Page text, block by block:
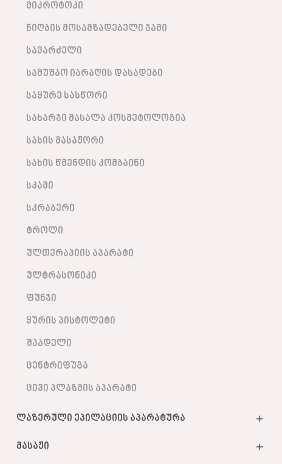
მიკროტოკი
ნიღბის მოსამზადებელი ჯამი
სავარძელი
სამუშაო იარაღის დასადები
საყურე სასწორი
სახარჯი მასალა კოსმეტოლოგია
სახის მასაჟორი
სახის წმენდის კომბაინი
სკამი
სკრაბერი
ტროლი
ულთერაპიის აპარატი
ულტრასონიკი
ფუნჯი
ყურის პისტოლეტი
შპადელი
ცენტრიფუგა
ცივი პლაზმის აპარატი
ლაზერული ეპილაციის აპარატურა
მასაჟი